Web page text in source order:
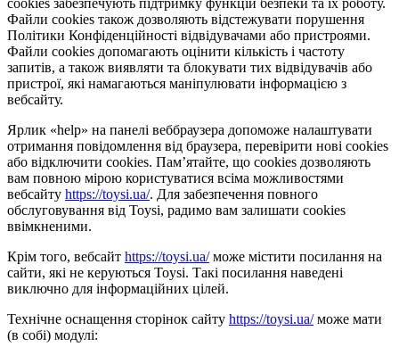
Файли cookies також дозволяють відстежувати порушення
Політики Конфіденційності відвідувачами або пристроями.
Файли cookies допомагають оцінити кількість і частоту
запитів, а також виявляти та блокувати тих відвідувачів або
пристрої, які намагаються маніпулювати інформацією з
вебсайту.
Ярлик «help» на панелі веббраузера допоможе налаштувати
отримання повідомлення від браузера, перевірити нові cookies
або відключити cookies. Пам’ятайте, що cookies дозволяють
вам повною мірою користуватися всіма можливостями
вебсайту https://toysi.ua/. Для забезпечення повного
обслуговування від Toysi, радимо вам залишати cookies
ввімкненими.
Крім того, вебсайт https://toysi.ua/може містити посилання на
сайти, які не керуються Toysi. Такі посилання наведені
виключно для інформаційних цілей.
Технічне оснащення сторінок сайту https://toysi.ua/може мати
(в собі) модулі: